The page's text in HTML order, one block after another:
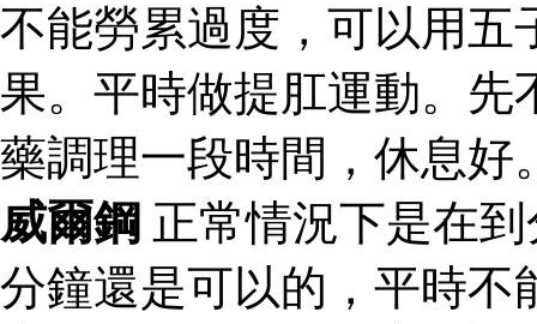
不能勞累過度，可以用五
果。平時做提肛運動。先
藥調理一段時間，休息好
威爾鋼 正常情況下是在
分鐘還是可以的，平時不